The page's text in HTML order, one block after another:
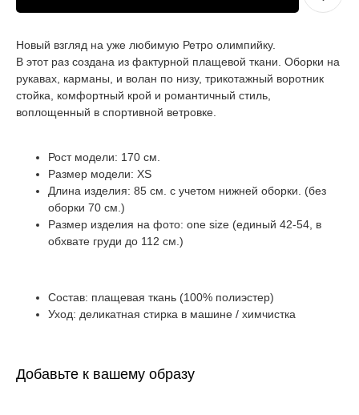
Новый взгляд на уже любимую Ретро олимпийку.
В этот раз создана из фактурной плащевой ткани. Оборки на
рукавах, карманы, и волан по низу, трикотажный воротник
стойка, комфортный крой и романтичный стиль,
воплощенный в спортивной ветровке.
Рост модели: 170 см.
Размер модели: XS
Длина изделия: 85 см. с учетом нижней оборки. (без
оборки 70 см.)
Размер изделия на фото: one size (единый 42-54, в
обхвате груди до 112 см.)
Состав: плащевая ткань (100% полиэстер)
Уход: деликатная стирка в машине / химчистка
Добавьте к вашему образу